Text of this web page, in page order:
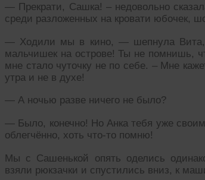
— Прекрати, Сашка! – недовольно
среди разложенных на кровати юбочек,
— Ходили мы в кино, — шепнула
мальчишек на острове! Ты не помнишь,
мне стало чуточку не по себе. – Мне
утра и не в духе!
— А ночью разве ничего не было?
— Было, конечно! Но Анка тебя уже своим
облегчённо, хоть что-то помню!
Мы с Сашенькой опять оделись
взяли рюкзачки и спустились вниз, к